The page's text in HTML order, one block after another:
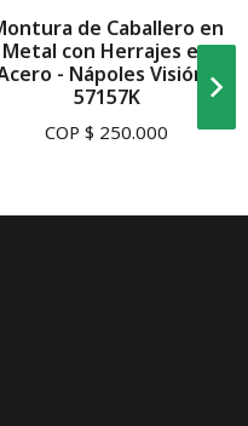
de Caballero en
Metal con Herrajes en
- Nápoles Visión -
57157K
COP $ 250.000